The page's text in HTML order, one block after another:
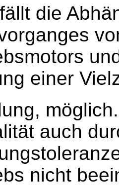
die
einer
auch
nicht